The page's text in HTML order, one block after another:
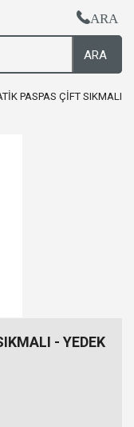
ARA
ARA
PASPAS ÇİFT SIKMALI
- YEDEK